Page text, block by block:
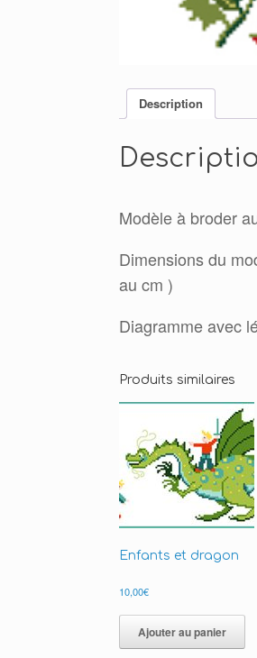
Description
Modèle à broder
Dimensions du
au cm )
Diagramme avec
Produits similaires
Enfants et dragon
10,00€
Ajouter au panier